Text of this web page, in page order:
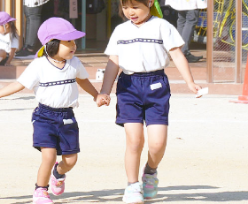
|
学
校
法
人
筑
水